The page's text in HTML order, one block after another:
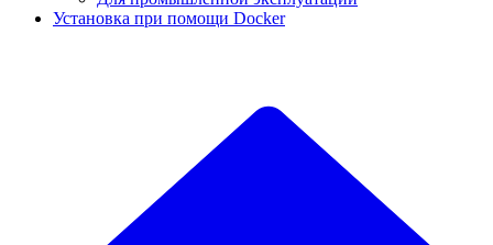
Установка при помощи Docker